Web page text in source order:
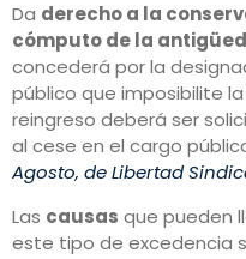
Da derecho a la
cómputo de la
concederá por la
público que imposibilite
reingreso deberá ser
al cese en el cargo
Agosto, de Libertad
Las causas que pueden
este tipo de excedencia